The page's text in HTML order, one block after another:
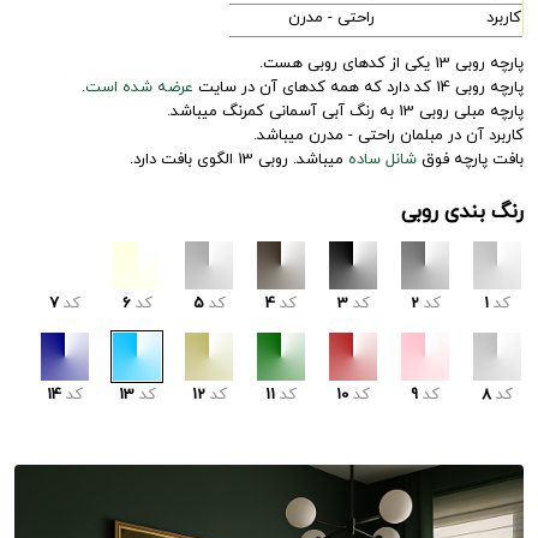
کاربرد
راحتی - مدرن
پارچه روبی 13 یکی از کدهای روبی هست.
پارچه روبی 14 کد دارد که همه کدهای آن در سایت
عرضه شده است.
پارچه مبلی روبی 13 به رنگ آبی آسمانی کمرنگ میباشد.
کاربرد آن در مبلمان راحتی - مدرن میباشد.
بافت پارچه فوق شانل ساده میباشد. روبی 13 الگوی بافت دارد.
رنگ بندی روبی
کد 1 کد 2 کد 3 کد 4 کد 5 کد 6 کد 7
کد 8 کد 9 کد 10 کد 11 کد 12 کد 13 کد 14